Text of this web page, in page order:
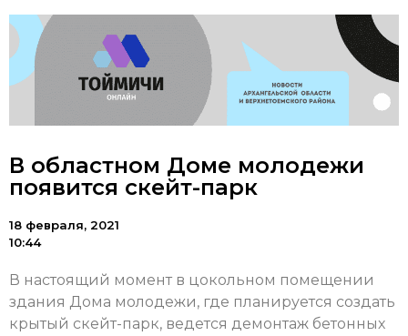
В областном Доме молодежи
появится скейт-парк
18 февраля, 2021
10:44
В настоящий момент в цокольном помещении
здания Дома молодежи, где планируется создать
крытый скейт-парк, ведется демонтаж бетонных